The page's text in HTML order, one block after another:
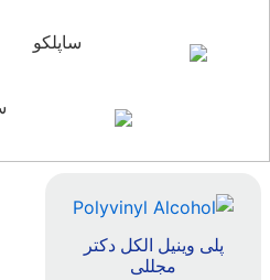
ساپلکو
پلی وینیل الکل دکتر
مجللی